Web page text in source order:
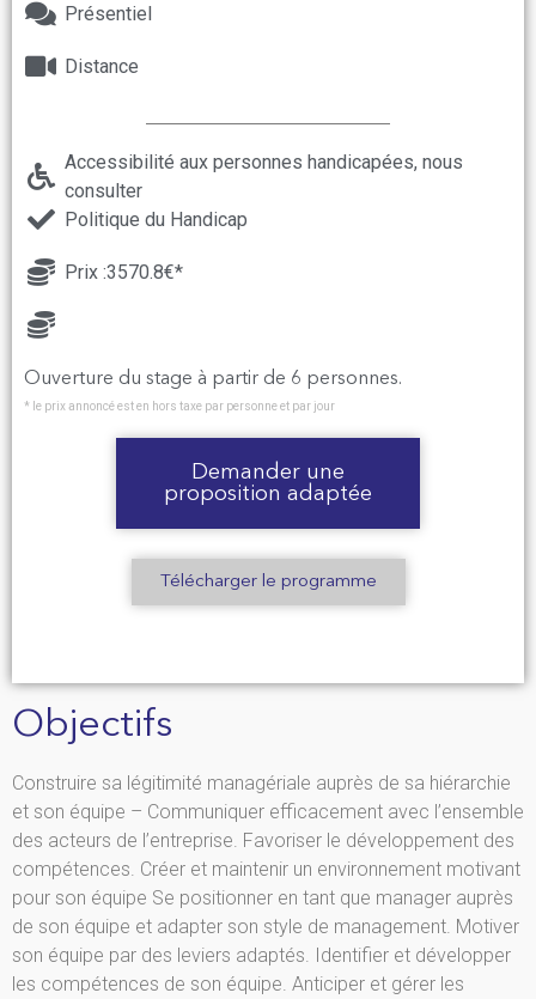
Présentiel
Distance
Accessibilité aux personnes handicapées, nous
consulter
Politique du Handicap
Prix :3570.8€*
Ouverture du stage à partir de 6 personnes.
* le prix annoncé est en hors taxe par personne et par jour
Demander une
proposition adaptée
Télécharger le programme
Objectifs
Construire sa légitimité managériale auprès de sa hiérarchie
et son équipe – Communiquer efficacement avec l’ensemble
des acteurs de l’entreprise. Favoriser le développement des
compétences. Créer et maintenir un environnement motivant
pour son équipe Se positionner en tant que manager auprès
de son équipe et adapter son style de management. Motiver
son équipe par des leviers adaptés. Identifier et développer
les compétences de son équipe. Anticiper et gérer les